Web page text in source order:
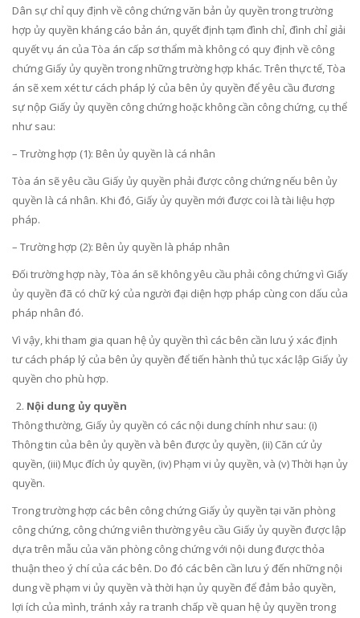
Dân sự chỉ quy định về công chứng văn bản ủy quyền trong trường
hợp ủy quyền kháng cáo bản án, quyết định tạm đình chỉ, đình chỉ giải
quyết vụ án của Tòa án cấp sơ thẩm mà không có quy định về công
chứng Giấy ủy quyền trong những trường hợp khác. Trên thực tế, Tòa
án sẽ xem xét tư cách pháp lý của bên ủy quyền để yêu cầu đương
sự nộp Giấy ủy quyền công chứng hoặc không cần công chứng, cụ thể
như sau:
– Trường hợp (1): Bên ủy quyền là cá nhân
Tòa án sẽ yêu cầu Giấy ủy quyền phải được công chứng nếu bên ủy
quyền là cá nhân. Khi đó, Giấy ủy quyền mới được coi là tài liệu hợp
pháp.
– Trường hợp (2): Bên ủy quyền là pháp nhân
Đối trường hợp này, Tòa án sẽ không yêu cầu phải công chứng vì Giấy
ủy quyền đã có chữ ký của người đại diện hợp pháp cùng con dấu của
pháp nhân đó.
Vì vậy, khi tham gia quan hệ ủy quyền thì các bên cần lưu ý xác định
tư cách pháp lý của bên ủy quyền để tiến hành thủ tục xác lập Giấy ủy
quyền cho phù hợp.
Nội dung ủy quyền
Thông thường, Giấy ủy quyền có các nội dung chính như sau: (i)
Thông tin của bên ủy quyền và bên được ủy quyền, (ii) Căn cứ ủy
quyền, (iii) Mục đích ủy quyền, (iv) Phạm vi ủy quyền, và (v) Thời hạn ủy
quyền.
Trong trường hợp các bên công chứng Giấy ủy quyền tại văn phòng
công chứng, công chứng viên thường yêu cầu Giấy ủy quyền được lập
dựa trên mẫu của văn phòng công chứng với nội dung được thỏa
thuận theo ý chí của các bên. Do đó các bên cần lưu ý đến những nội
dung về phạm vi ủy quyền và thời hạn ủy quyền để đảm bảo quyền,
lợi ích của mình, tránh xảy ra tranh chấp về quan hệ ủy quyền trong